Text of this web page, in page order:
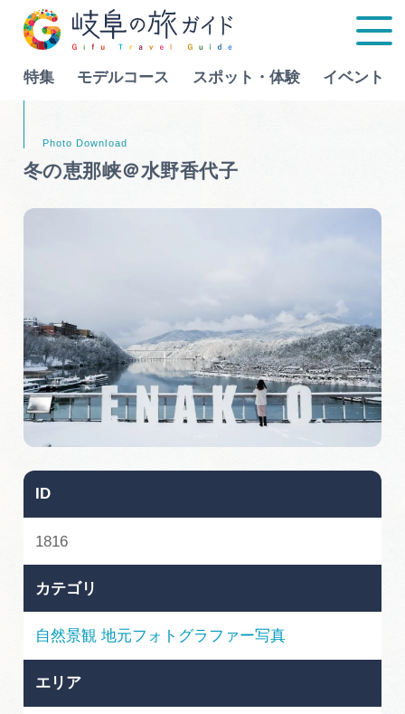
特集 モデルコース スポット・体験 イベント
特集
イベント
グルメ
旅の予約
インフォメーション
ぎふ旅レポーター記事
早わかり岐阜
買い物・お土産
Language
行きたいリストを見る
冬の恵那峡＠水野香代子
ID
1816
カテゴリ
自然景観 地元フォトグラファー写真
エリア